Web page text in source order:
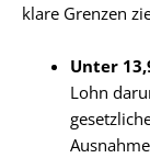
klare Grenzen
Unter
Lohn